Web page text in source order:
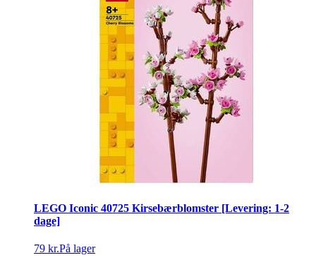
LEGO Iconic 40725 Kirsebærblomster [Levering: 1-2
dage]
79 kr.På lager